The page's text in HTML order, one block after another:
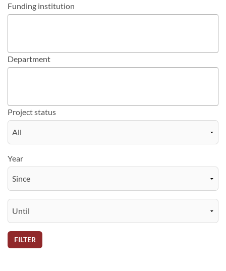
Funding institution
Department
Project status
Year
FILTER